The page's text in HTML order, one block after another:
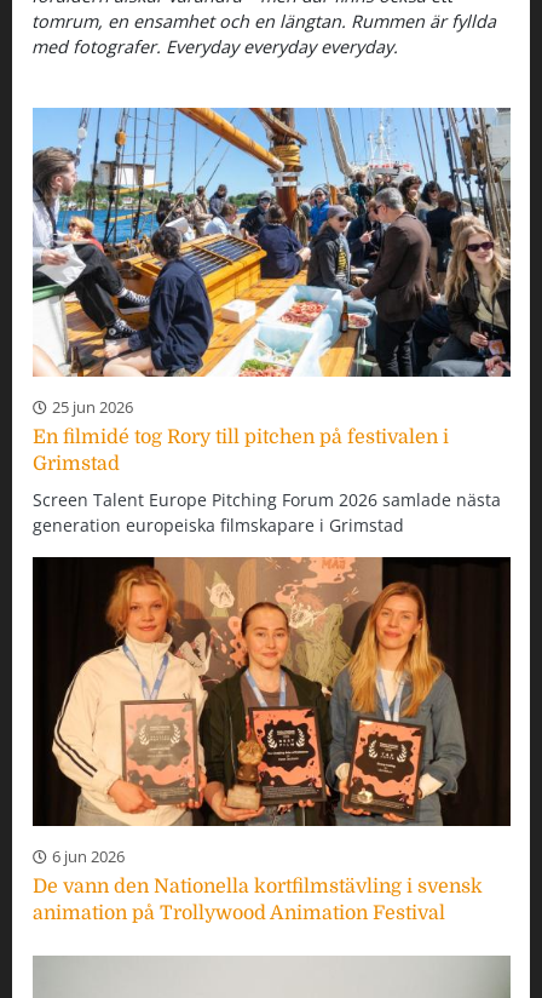
tomrum, en ensamhet och en längtan. Rummen är fyllda
med fotografer. Everyday everyday everyday.
25 jun 2026
En filmidé tog Rory till pitchen på festivalen i
Grimstad
Screen Talent Europe Pitching Forum 2026 samlade nästa
generation europeiska filmskapare i Grimstad
6 jun 2026
De vann den Nationella kortfilmstävling i svensk
animation på Trollywood Animation Festival